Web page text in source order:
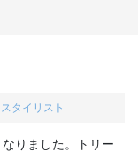
スタイリスト
りました。トリー